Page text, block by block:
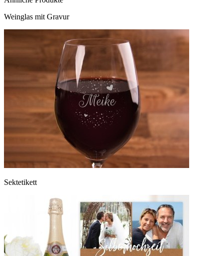
Weinglas mit Gravur
Sektetikett